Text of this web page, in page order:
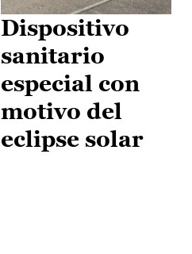
Dispositivo
sanitario
especial con
motivo del
eclipse solar